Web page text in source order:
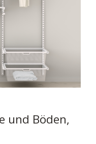
und Böden,